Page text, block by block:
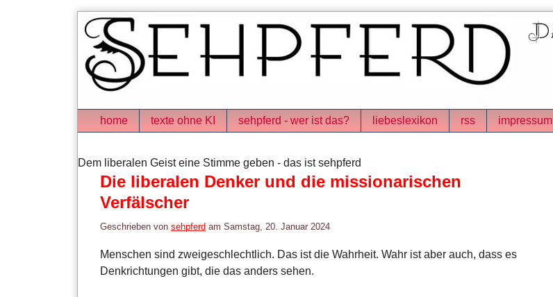
Navigation
home texte ohne KI sehpferd - wer ist das? liebeslexikon rss impressum
Dem liberalen Geist eine Stimme geben - das ist sehpferd
Die liberalen Denker und die missionarischen
Verfälscher
Geschrieben von sehpferd am Samstag, 20. Januar 2024
Menschen sind zweigeschlechtlich. Das ist die Wahrheit. Wahr ist aber auch, dass es
Denkrichtungen gibt, die das anders sehen.